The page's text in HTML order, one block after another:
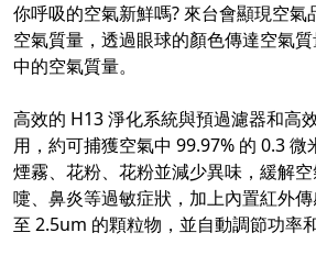
你呼吸的空氣新鮮嗎? 來台會顯現空氣
空氣質量，透過眼球的顏色傳達空氣
中的空氣質量。
高效的 H13 淨化系統與預過濾器和高
用，約可捕獲空氣中 99.97% 的 0.3 微
煙霧、花粉、花粉並減少異味，緩解
嚏、鼻炎等過敏症狀，加上內置紅外
至 2.5um 的顆粒物，並自動調節功率